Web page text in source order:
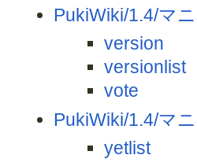
PukiWiki/1.4/マ
version
versionlist
vote
PukiWiki/1.4/マ
yetlist